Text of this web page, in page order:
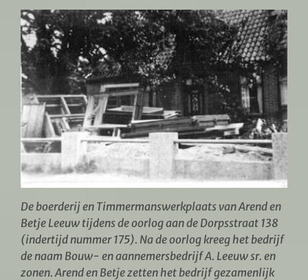
De boerderij en Timmermanswerkplaats van Arend en
Betje Leeuw tijdens de oorlog aan de Dorpsstraat 138
(indertijd nummer 175). Na de oorlog kreeg het bedrijf
de naam Bouw- en aannemersbedrijf A. Leeuw sr. en
zonen. Arend en Betje zetten het bedrijf gezamenlijk